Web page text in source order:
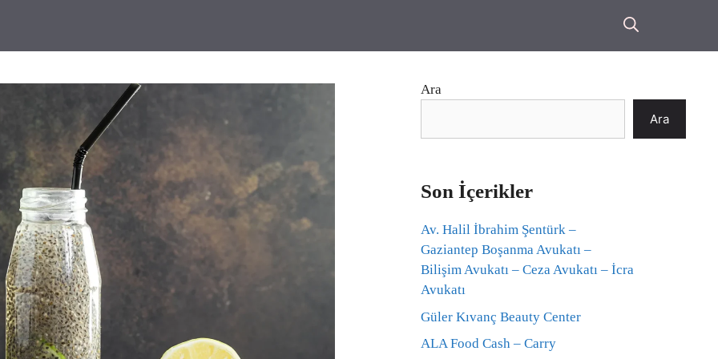
Ara
Ara
Son İçerikler
Av. Halil İbrahim Şentürk –
Gaziantep Boşanma Avukatı –
Bilişim Avukatı – Ceza Avukatı – İcra
Avukatı
Güler Kıvanç Beauty Center
ALA Food Cash – Carry